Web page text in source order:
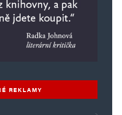
vzájemné pomoci
úřadu máme
a podporovat kulturu
podpory a integrity.
všechny občany,
REKLAMY